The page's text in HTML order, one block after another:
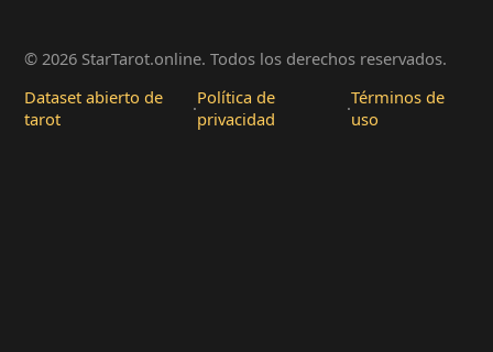
© 2026 StarTarot.online. Todos los derechos reservados.
Dataset abierto de
tarot
·Política de
privacidad
·Términos de
uso